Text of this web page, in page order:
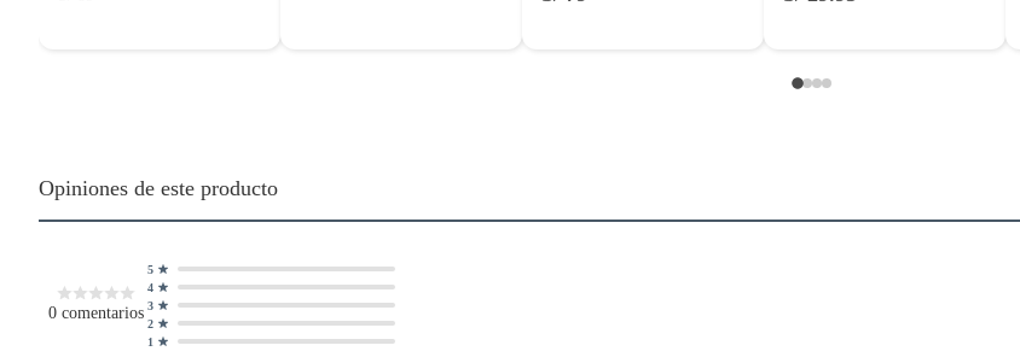
Opiniones de este producto
0 comentarios
1
2
3
4
5